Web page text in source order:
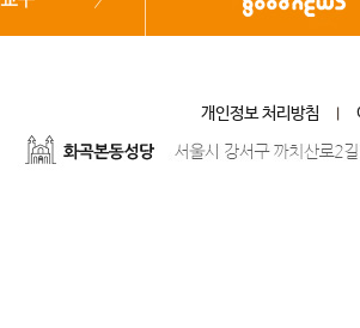
개인정보 처리방침